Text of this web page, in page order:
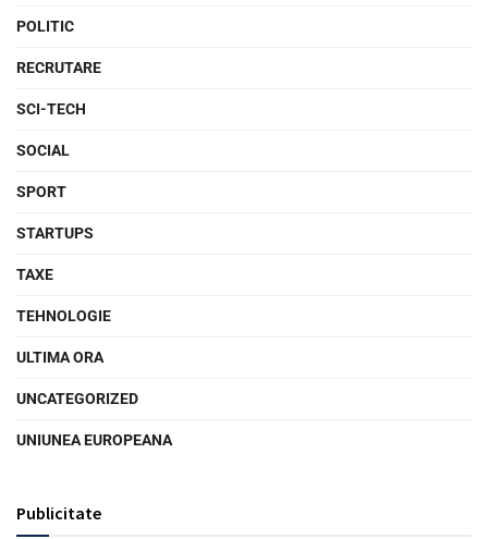
POLITIC
RECRUTARE
SCI-TECH
SOCIAL
SPORT
STARTUPS
TAXE
TEHNOLOGIE
ULTIMA ORA
UNCATEGORIZED
UNIUNEA EUROPEANA
Publicitate